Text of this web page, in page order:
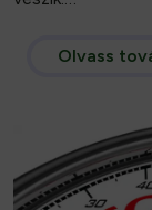
Olvass